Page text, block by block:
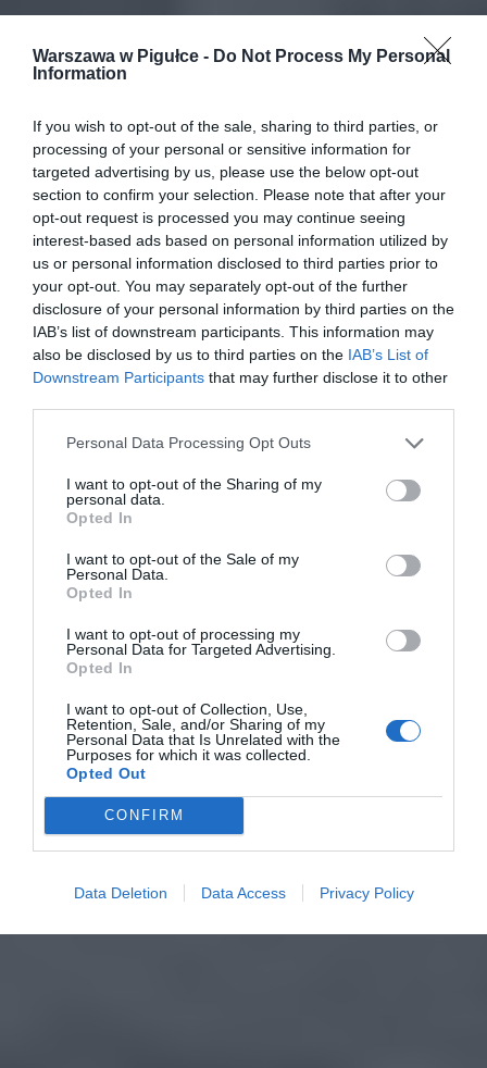
Warszawa w Pigułce - Do Not Process My Personal
Information
If you wish to opt-out of the sale, sharing to third parties, or
processing of your personal or sensitive information for
targeted advertising by us, please use the below opt-out
section to confirm your selection. Please note that after your
opt-out request is processed you may continue seeing
interest-based ads based on personal information utilized by
us or personal information disclosed to third parties prior to
your opt-out. You may separately opt-out of the further
disclosure of your personal information by third parties on the
IAB’s list of downstream participants. This information may
also be disclosed by us to third parties on the IAB’s List of
Downstream Participants that may further disclose it to other
Personal Data Processing Opt Outs
I want to opt-out of the Sharing of my
personal data.
Opted In
I want to opt-out of the Sale of my
Personal Data.
Opted In
I want to opt-out of processing my
Personal Data for Targeted Advertising.
Opted In
I want to opt-out of Collection, Use,
Retention, Sale, and/or Sharing of my
Personal Data that Is Unrelated with the
Purposes for which it was collected.
Opted Out
CONFIRM
Data Deletion Data Access Privacy Policy